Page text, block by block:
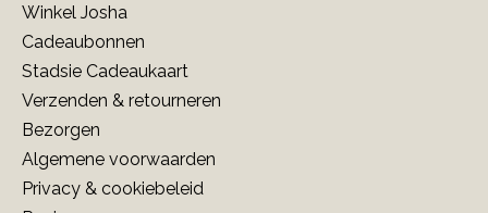
Winkel Josha
Cadeaubonnen
Stadsie Cadeaukaart
Verzenden & retourneren
Bezorgen
Algemene voorwaarden
Privacy & cookiebeleid